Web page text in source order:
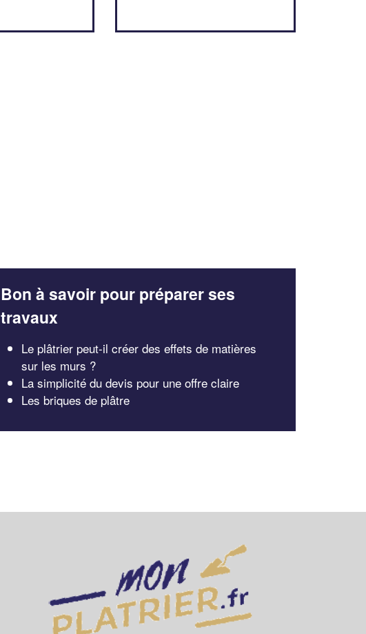
Bon à savoir pour préparer ses
travaux
Le plâtrier peut-il créer des effets de matières
sur les murs ?
La simplicité du devis pour une offre claire
Les briques de plâtre